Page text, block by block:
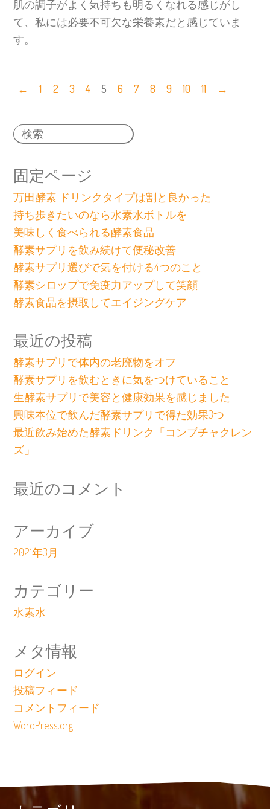
肌の調子がよく気持ちも明るくなれる感じがし
て、私には必要不可欠な栄養素だと感じていま
す。
← 1 2 3 4 5 6 7 8 9 10 11 →
固定ページ
万田酵素 ドリンクタイプは割と良かった
持ち歩きたいのなら水素水ボトルを
美味しく食べられる酵素食品
酵素サプリを飲み続けて便秘改善
酵素サプリ選びで気を付ける4つのこと
酵素シロップで免疫力アップして笑顔
酵素食品を摂取してエイジングケア
最近の投稿
酵素サプリで体内の老廃物をオフ
酵素サプリを飲むときに気をつけていること
生酵素サプリで美容と健康効果を感じました
興味本位で飲んだ酵素サプリで得た効果3つ
最近飲み始めた酵素ドリンク「コンブチャクレン
ズ」
最近のコメント
アーカイブ
2021年3月
カテゴリー
水素水
メタ情報
ログイン
投稿フィード
コメントフィード
WordPress.org